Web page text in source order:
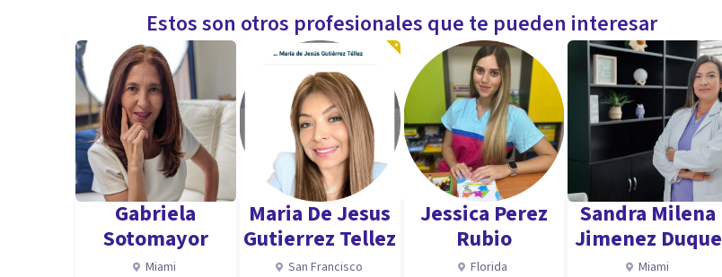
Especialista en Duelo
Especialista en carácter y personalidad
Aptitudes
Psicología online
Terapia para adultos
Estos son otros profesionales que te pueden interesar
Gabriela
Sotomayor
Miami
Maria De Jesus
Gutierrez Tellez
San Francisco
Jessica Perez
Rubio
Florida
Sandra Milena
Jimenez Duque
Miami